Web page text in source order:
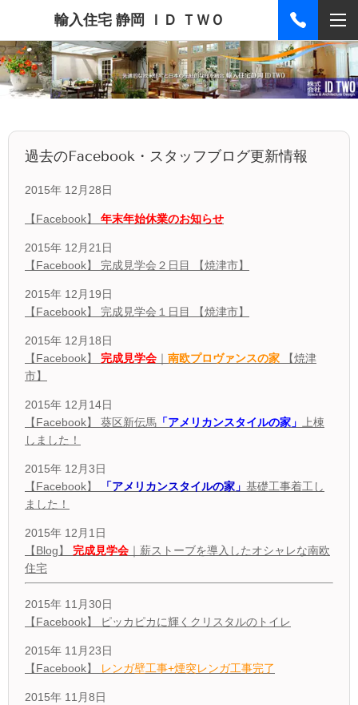
輸入住宅 静岡 ＩＤ ＴＷＯ
過去のFacebook・スタッフブログ更新情報
2015年 12月28日
【Facebook】 年末年始休業のお知らせ
2015年 12月21日
【Facebook】 完成見学会２日目 【焼津市】
2015年 12月19日
【Facebook】 完成見学会１日目 【焼津市】
2015年 12月18日
【Facebook】 完成見学会 ｜ 南欧プロヴァンスの家 【焼津
市】
2015年 12月14日
【Facebook】 葵区新伝馬 「アメリカンスタイルの家」
上棟
しました！
2015年 12月3日
【Facebook】
「アメリカンスタイルの家」 基礎工事着工し
ました！
2015年 12月1日
【Blog】 完成見学会 ｜薪ストーブを導入したオシャレな南欧
住宅
2015年 11月30日
【Facebook】 ピッカピカに輝くクリスタルのトイレ
2015年 11月23日
【Facebook】
レンガ壁工事+煙突レンガ工事完了
2015年 11月8日